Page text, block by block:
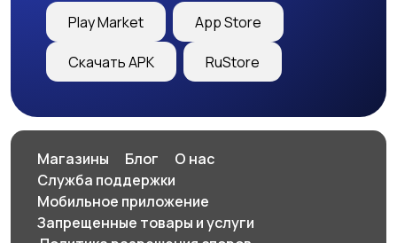
Play Market App Store
Скачать APK RuStore
Магазины Блог
О нас
Служба поддержки
Мобильное приложение
Запрещенные товары и услуги